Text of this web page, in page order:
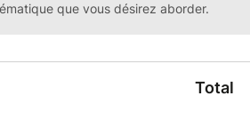
que vous désirez aborder.
Total